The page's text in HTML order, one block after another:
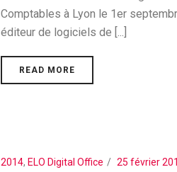
Comptables à Lyon le 1er
éditeur de logiciels de [...]
READ MORE
2014, ELO Digital Office 25 février